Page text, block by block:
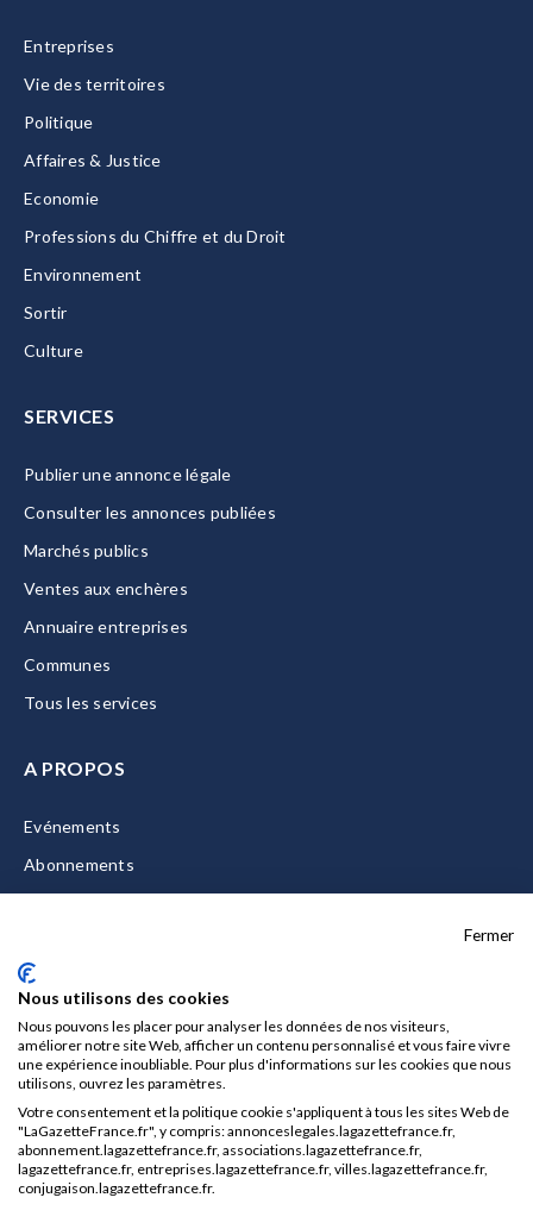
Entreprises
Vie des territoires
Politique
Affaires & Justice
Economie
Professions du Chiffre et du Droit
Environnement
Sortir
Culture
SERVICES
Publier une annonce légale
Consulter les annonces publiées
Marchés publics
Ventes aux enchères
Annuaire entreprises
Communes
Tous les services
A PROPOS
Evénements
Abonnements
Nous contacter
Mentions légales
CGU/CGV
Données personnelles
Fermer
Nous utilisons des cookies
Nous pouvons les placer pour analyser les données de nos visiteurs,
améliorer notre site Web, afficher un contenu personnalisé et vous faire vivre
une expérience inoubliable. Pour plus d'informations sur les cookies que nous
utilisons, ouvrez les paramètres.
Votre consentement et la politique cookie s'appliquent à tous les sites Web de
"LaGazetteFrance.fr", y compris: annonceslegales.lagazettefrance.fr,
abonnement.lagazettefrance.fr, associations.lagazettefrance.fr,
lagazettefrance.fr, entreprises.lagazettefrance.fr, villes.lagazettefrance.fr,
conjugaison.lagazettefrance.fr.